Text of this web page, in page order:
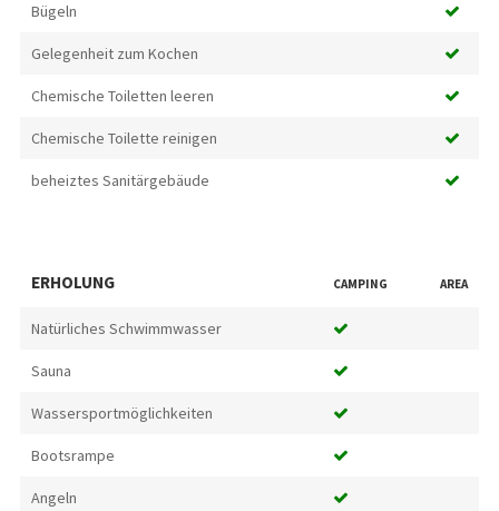
Bügeln
Gelegenheit zum Kochen
Chemische Toiletten leeren
Chemische Toilette reinigen
beheiztes Sanitärgebäude
ERHOLUNG CAMPING AREA
Natürliches Schwimmwasser
Sauna
Wassersportmöglichkeiten
Bootsrampe
Angeln